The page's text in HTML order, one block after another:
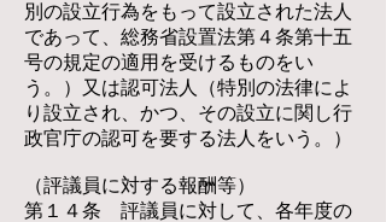
別の設立行為をもって設立された法人
であって、総務省設置法第４条第十五
号の規定の適用を受けるものをい
う。）又は認可法人（特別の法律によ
り設立され、かつ、その設立に関し行
政官庁の認可を要する法人をいう。）
（評議員に対する報酬等）
第１４条 評議員に対して、各年度の